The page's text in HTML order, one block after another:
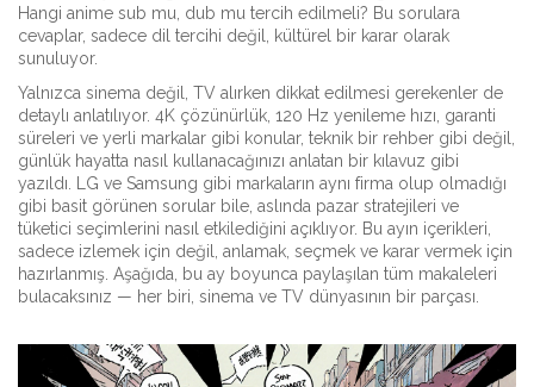
Hangi anime sub mu, dub mu tercih edilmeli? Bu sorulara
cevaplar, sadece dil tercihi değil, kültürel bir karar olarak
sunuluyor.
Yalnızca sinema değil, TV alırken dikkat edilmesi gerekenler de
detaylı anlatılıyor. 4K çözünürlük, 120 Hz yenileme hızı, garanti
süreleri ve yerli markalar gibi konular, teknik bir rehber gibi değil,
günlük hayatta nasıl kullanacağınızı anlatan bir kılavuz gibi
yazıldı. LG ve Samsung gibi markaların aynı firma olup olmadığı
gibi basit görünen sorular bile, aslında pazar stratejileri ve
tüketici seçimlerini nasıl etkilediğini açıklıyor. Bu ayın içerikleri,
sadece izlemek için değil, anlamak, seçmek ve karar vermek için
hazırlanmış. Aşağıda, bu ay boyunca paylaşılan tüm makaleleri
bulacaksınız — her biri, sinema ve TV dünyasının bir parçası.